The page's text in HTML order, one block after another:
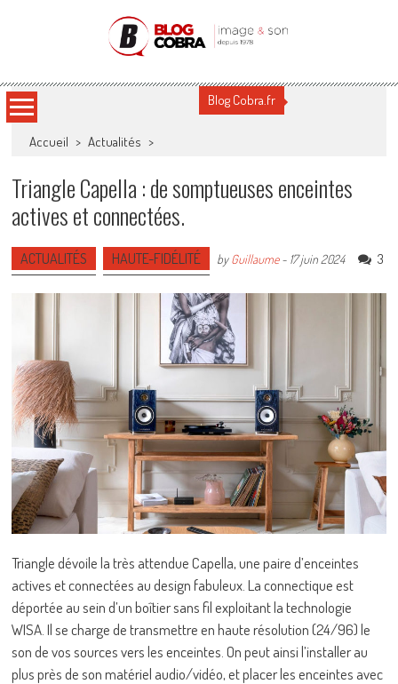
Blog Cobra
Blog Cobra.fr
Accueil > Actualités >
Triangle Capella : de somptueuses enceintes
actives et connectées.
ACTUALITÉS HAUTE-FIDÉLITÉ byGuillaume- 17 juin 2024 3
Triangle dévoile la très attendue Capella, une paire d’enceintes
actives et connectées au design fabuleux. La connectique est
déportée au sein d’un boîtier sans fil exploitant la technologie
WISA. Il se charge de transmettre en haute résolution (24/96) le
son de vos sources vers les enceintes. On peut ainsi l’installer au
plus près de son matériel audio/vidéo, et placer les enceintes avec